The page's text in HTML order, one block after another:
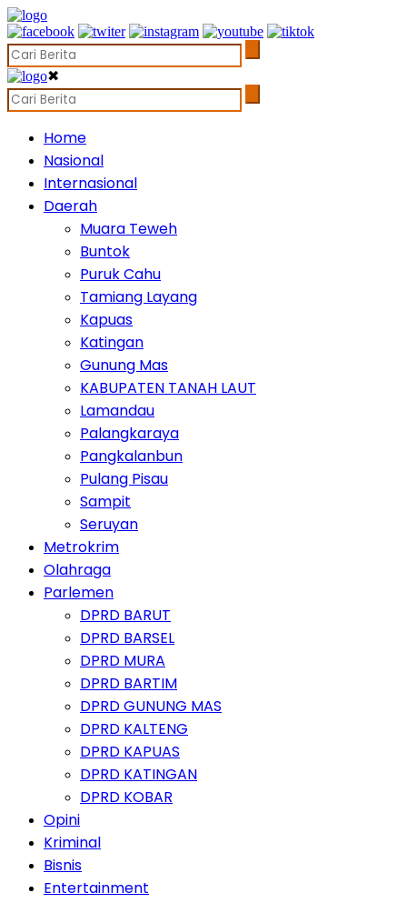
✖
Home
Nasional
Internasional
Daerah
Muara Teweh
Buntok
Puruk Cahu
Tamiang Layang
Kapuas
Katingan
Gunung Mas
KABUPATEN TANAH LAUT
Lamandau
Palangkaraya
Pangkalanbun
Pulang Pisau
Sampit
Seruyan
Metrokrim
Olahraga
Parlemen
DPRD BARUT
DPRD BARSEL
DPRD MURA
DPRD BARTIM
DPRD GUNUNG MAS
DPRD KALTENG
DPRD KAPUAS
DPRD KATINGAN
DPRD KOBAR
Opini
Kriminal
Bisnis
Entertainment